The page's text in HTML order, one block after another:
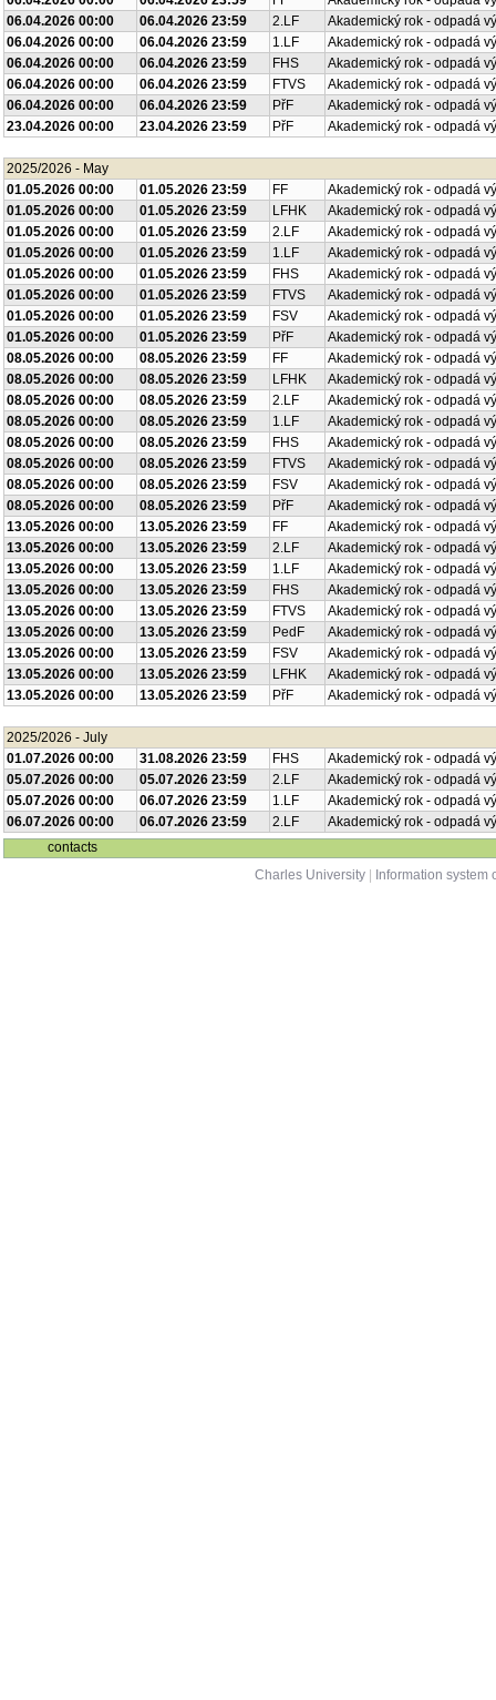
06.04.2026 00:00
06.04.2026 23:59 2.LF
Akademický rok - odpadá
06.04.2026 00:00
06.04.2026 23:59 1.LF
Akademický rok - odpadá
06.04.2026 00:00
06.04.2026 23:59 FHS
Akademický rok - odpadá
06.04.2026 00:00
06.04.2026 23:59 FTVS
Akademický rok - odpadá
06.04.2026 00:00
06.04.2026 23:59 PřF
Akademický rok - odpadá
23.04.2026 00:00
23.04.2026 23:59 PřF Akademický rok - odpadá
2025/2026 - May
01.05.2026 00:00
01.05.2026 23:59 FF
Akademický rok - odpadá
01.05.2026 00:00
01.05.2026 23:59 LFHK
Akademický rok - odpadá
01.05.2026 00:00
01.05.2026 23:59 2.LF
Akademický rok - odpadá
01.05.2026 00:00
01.05.2026 23:59 1.LF
Akademický rok - odpadá
01.05.2026 00:00
01.05.2026 23:59 FHS
Akademický rok - odpadá
01.05.2026 00:00
01.05.2026 23:59 FTVS
Akademický rok - odpadá
01.05.2026 00:00
01.05.2026 23:59 FSV
Akademický rok - odpadá
01.05.2026 00:00
01.05.2026 23:59 PřF
Akademický rok - odpadá
08.05.2026 00:00
08.05.2026 23:59 FF
Akademický rok - odpadá
08.05.2026 00:00
08.05.2026 23:59 LFHK
Akademický rok - odpadá
08.05.2026 00:00
08.05.2026 23:59 2.LF
Akademický rok - odpadá
08.05.2026 00:00
08.05.2026 23:59 1.LF
Akademický rok - odpadá
08.05.2026 00:00
08.05.2026 23:59 FHS
Akademický rok - odpadá
08.05.2026 00:00
08.05.2026 23:59 FTVS
Akademický rok - odpadá
08.05.2026 00:00
08.05.2026 23:59 FSV
Akademický rok - odpadá
08.05.2026 00:00
08.05.2026 23:59 PřF
Akademický rok - odpadá
13.05.2026 00:00
13.05.2026 23:59 FF
Akademický rok - odpadá
13.05.2026 00:00
13.05.2026 23:59 2.LF
Akademický rok - odpadá
13.05.2026 00:00
13.05.2026 23:59 1.LF
Akademický rok - odpadá
13.05.2026 00:00
13.05.2026 23:59 FHS
Akademický rok - odpadá
13.05.2026 00:00
13.05.2026 23:59 FTVS
Akademický rok - odpadá
13.05.2026 00:00
13.05.2026 23:59 PedF
Akademický rok - odpadá
13.05.2026 00:00
13.05.2026 23:59 FSV
Akademický rok - odpadá
13.05.2026 00:00
13.05.2026 23:59 LFHK
Akademický rok - odpadá
13.05.2026 00:00
13.05.2026 23:59 PřF Akademický rok - odpadá
2025/2026 - July
01.07.2026 00:00
31.08.2026 23:59 FHS
Akademický rok - odpadá
05.07.2026 00:00
05.07.2026 23:59 2.LF
Akademický rok - odpadá
05.07.2026 00:00
06.07.2026 23:59 1.LF
Akademický rok - odpadá
06.07.2026 00:00
06.07.2026 23:59 2.LF
Akademický rok - odpadá
contacts
Charles University
Information